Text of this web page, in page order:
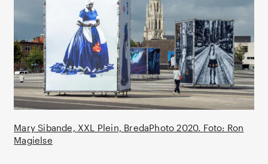
Mary Sibande, XXL Plein, BredaPhoto 2020. Foto: Ron
Magielse